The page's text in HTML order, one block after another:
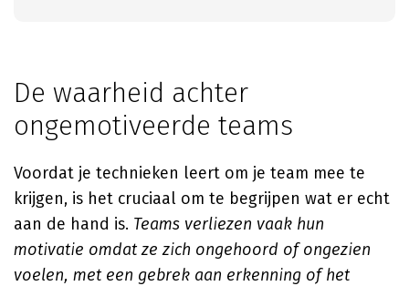
De waarheid achter
ongemotiveerde teams
Voordat je technieken leert om je team mee te
krijgen, is het cruciaal om te begrijpen wat er echt
aan de hand is. Teams verliezen vaak hun
motivatie omdat ze zich ongehoord of ongezien
voelen, met een gebrek aan erkenning of het